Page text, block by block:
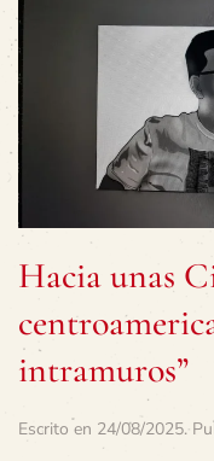
Hacia unas
intramuros”
Escrito en 24/08/2025.